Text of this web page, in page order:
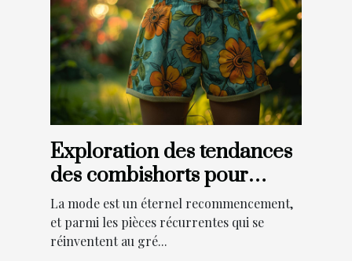
Exploration des tendances
des combishorts pour
toutes les saisons :
comment les intégrer dans
votre garde-robe
La mode est un éternel recommencement,
et parmi les pièces récurrentes qui se
réinventent au gré...